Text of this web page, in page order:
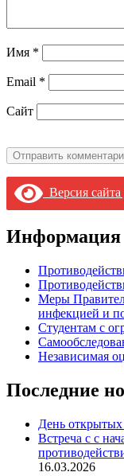
Имя *
Email *
Сайт
Версия
Информация
Меры
инфекцией и
Студентам с
Независимая
Последние
День открытых
Встреча с с
16.03.2026